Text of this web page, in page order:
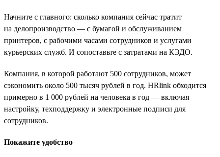
Начните с главного: сколько компания сейчас тратит
на делопроизводство — с бумагой и обслуживанием
принтеров, с рабочими часами сотрудников и услугами
курьерских служб. И сопоставьте с затратами на КЭДО.
Компания, в которой работают 500 сотрудников, может
сэкономить около 500 тысяч рублей в год. HRlink обходится
примерно в 1 000 рублей на человека в год — включая
настройку, техподдержку и электронные подписи для
сотрудников.
Покажите удобство